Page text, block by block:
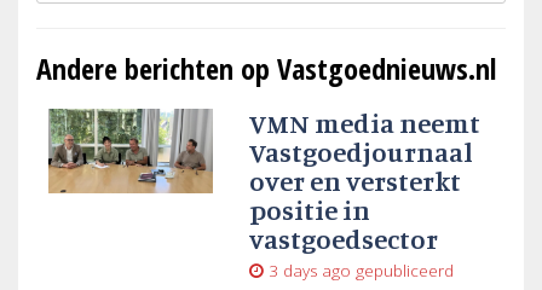
Andere berichten op Vastgoednieuws.nl
VMN media neemt
Vastgoedjournaal
over en versterkt
positie in
vastgoedsector
3 days ago gepubliceerd